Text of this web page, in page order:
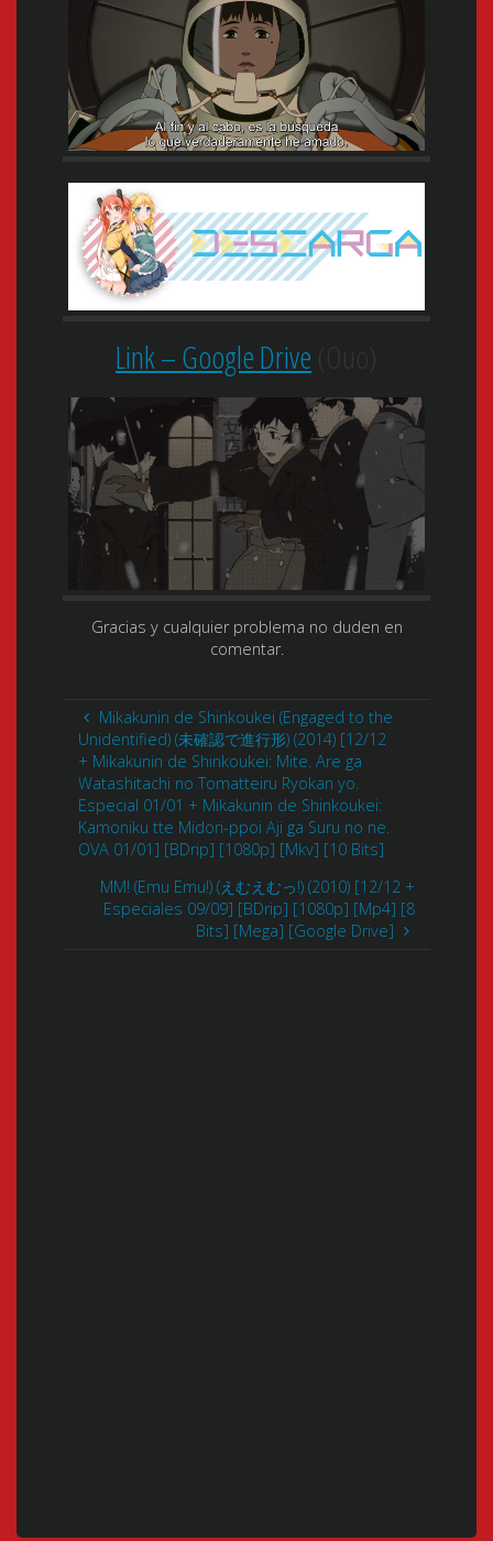
Link – Google Drive
Gracias y cualquier problema no duden en
comentar.
Mikakunin de Shinkoukei (Engaged to the
Unidentified) (未確認で進行形) (2014) [12/12
+ Mikakunin de Shinkoukei: Mite. Are ga
Watashitachi no Tomatteiru Ryokan yo.
Especial 01/01 + Mikakunin de Shinkoukei:
Kamoniku tte Midori-ppoi Aji ga Suru no ne.
OVA 01/01] [BDrip] [1080p] [Mkv] [10 Bits]
MM! (Emu Emu!) (えむえむっ!) (2010) [12/12 +
Especiales 09/09] [BDrip] [1080p] [Mp4] [8
Bits] [Mega] [Google Drive]